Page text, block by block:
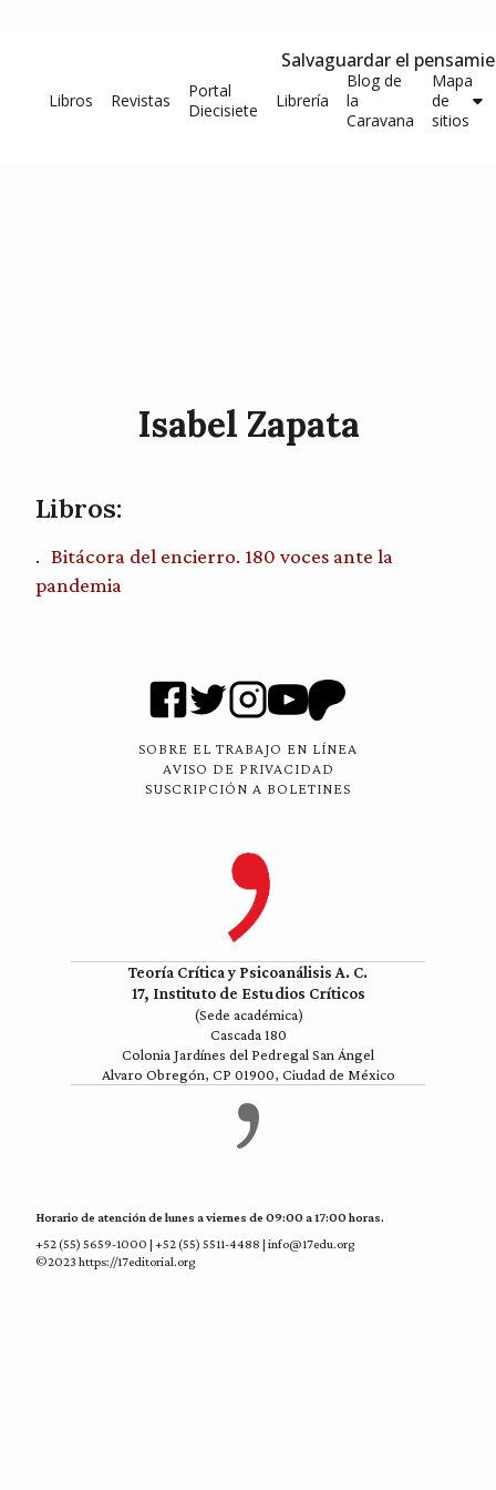
Salvaguardar el
Libros Revistas
Portal
Diecisiete
Librería
Blog de
la
Caravana
Mapa
de
sitios
Isabel Zapata
Libros:
Bitácora del encierro. 180 voces ante la
pandemia
SOBRE EL TRABAJO EN LÍNEA
AVISO DE PRIVACIDAD
SUSCRIPCIÓN A BOLETINES
Teoría Crítica y Psicoanálisis A. C.
17, Instituto de Estudios Críticos
(Sede académica)
Cascada 180
Colonia Jardínes del Pedregal San Ángel
Alvaro Obregón, CP 01900, Ciudad de México
Horario de atención de lunes a viernes de 09:00 a 17:00 horas.
+52 (55) 5659-1000 | +52 (55) 5511-4488 | info@17edu.org
©2023 https://17editorial.org